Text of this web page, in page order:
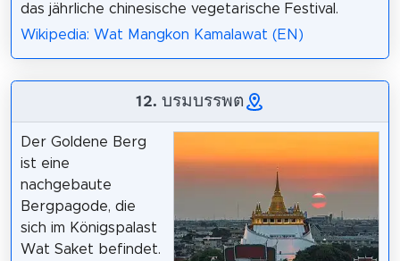
das jährliche chinesische vegetarische Festival.
Wikipedia: Wat Mangkon Kamalawat (EN)
12. บรมบรรพต
Der Goldene Berg
ist eine
nachgebaute
Bergpagode, die
sich im Königspalast
Wat Saket befindet.